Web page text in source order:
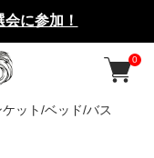
に参加！
0
ケット/ベッド/バス